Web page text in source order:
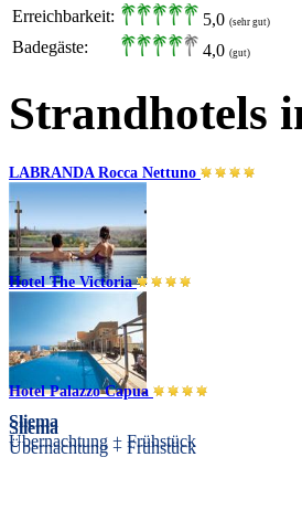
Erreichbarkeit: 5,0 (sehr gut)
Badegäste: 4,0 (gut)
Strandhotels
LABRANDA Rocca Nettuno
Übernachtung
Hotel The Victoria
Sliema
Übernachtung + Frühstück
Hotel Palazzo Capua
Sliema
Übernachtung + Frühstück